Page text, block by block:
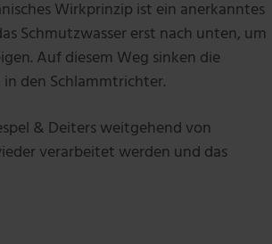
Wirkprinzip ist ein anerkanntes
Schmutzwasser erst nach unten, um
Auf diesem Weg sinken die
den Schlammtrichter.
& Deiters weitgehend von
verarbeitet werden und das